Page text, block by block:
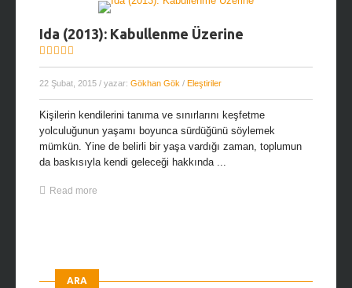
Ida (2013): Kabullenme Üzerine
22 Şubat, 2015 / yazar: Gökhan Gök / Eleştiriler
Kişilerin kendilerini tanıma ve sınırlarını keşfetme
yolculuğunun yaşamı boyunca sürdüğünü söylemek
mümkün. Yine de belirli bir yaşa vardığı zaman, toplumun
da baskısıyla kendi geleceği hakkında ...
Read more
ARA